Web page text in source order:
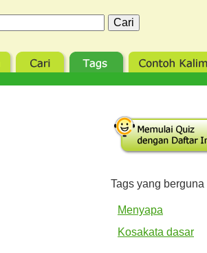
Tags yang berguna
Menyapa
Kosakata dasar